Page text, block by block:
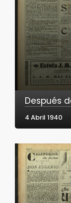
Después
4 Abril 1940